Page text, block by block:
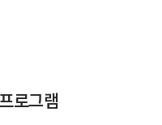
로그램